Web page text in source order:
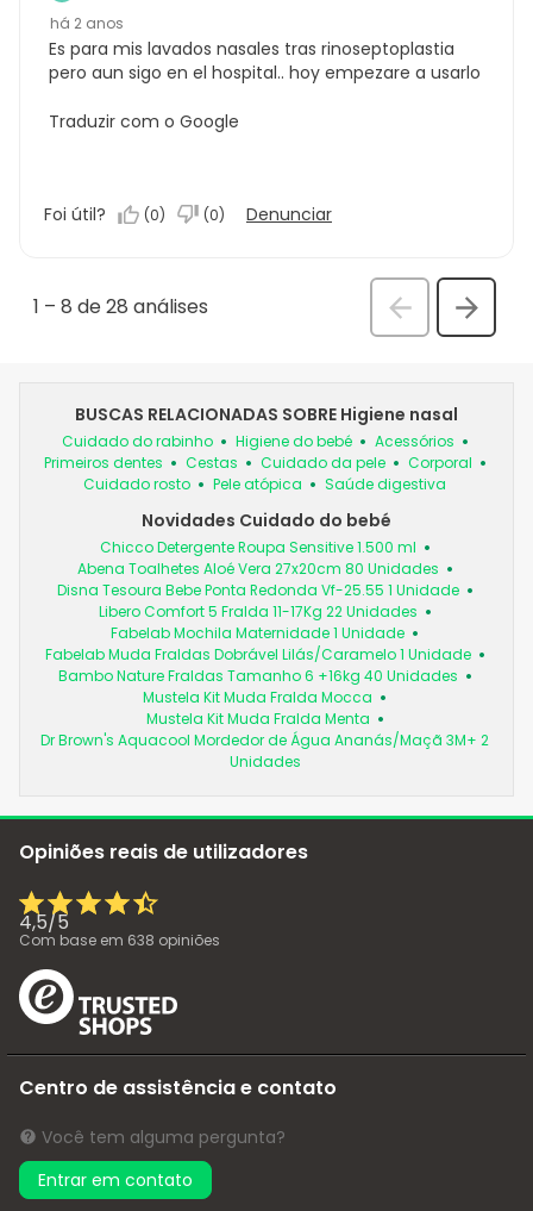
há 2 anos
Es para mis lavados nasales tras rinoseptoplastia
pero aun sigo en el hospital.. hoy empezare a usarlo
Traduzir com o Google
Foi útil? (0) (0) Denunciar
1 – 8 de 28 análises
Anterior
BUSCAS RELACIONADAS SOBRE Higiene nasal
Cuidado do rabinho Higiene do bebé
Acessórios
Primeiros dentes
Cestas Cuidado da pele
Corporal
Cuidado rosto
Pele atópica Saúde digestiva
Novidades Cuidado do bebé
Chicco Detergente Roupa Sensitive 1.500 ml
Abena Toalhetes Aloé Vera 27x20cm 80 Unidades
Disna Tesoura Bebe Ponta Redonda Vf-25.55 1 Unidade
Libero Comfort 5 Fralda 11-17Kg 22 Unidades
Fabelab Mochila Maternidade 1 Unidade
Fabelab Muda Fraldas Dobrável Lilás/Caramelo 1 Unidade
Bambo Nature Fraldas Tamanho 6 +16kg 40 Unidades
Mustela Kit Muda Fralda Mocca
Mustela Kit Muda Fralda Menta
Dr Brown's Aquacool Mordedor de Água Ananás/Maçã 3M+ 2
Unidades
Opiniões reais de utilizadores
4,5/5
Com base em 638 opiniões
Centro de assistência e contato
Você tem alguma pergunta?
Entrar em contato